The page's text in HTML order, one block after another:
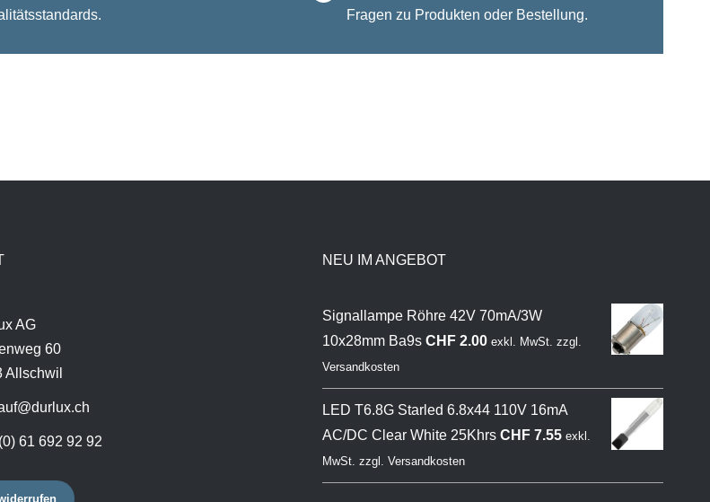
Fragen zu Produkten oder Bestellung.
AG
60
Allschwil
61 692 92 92
NEU IM ANGEBOT
Signallampe Röhre 42V 70mA/3W
10x28mm Ba9s CHF2.00 exkl. MwSt. zzgl.
Versandkosten
LED T6.8G Starled 6.8x44 110V 16mA
AC/DC Clear White 25Khrs CHF7.55 exkl.
MwSt. zzgl. Versandkosten